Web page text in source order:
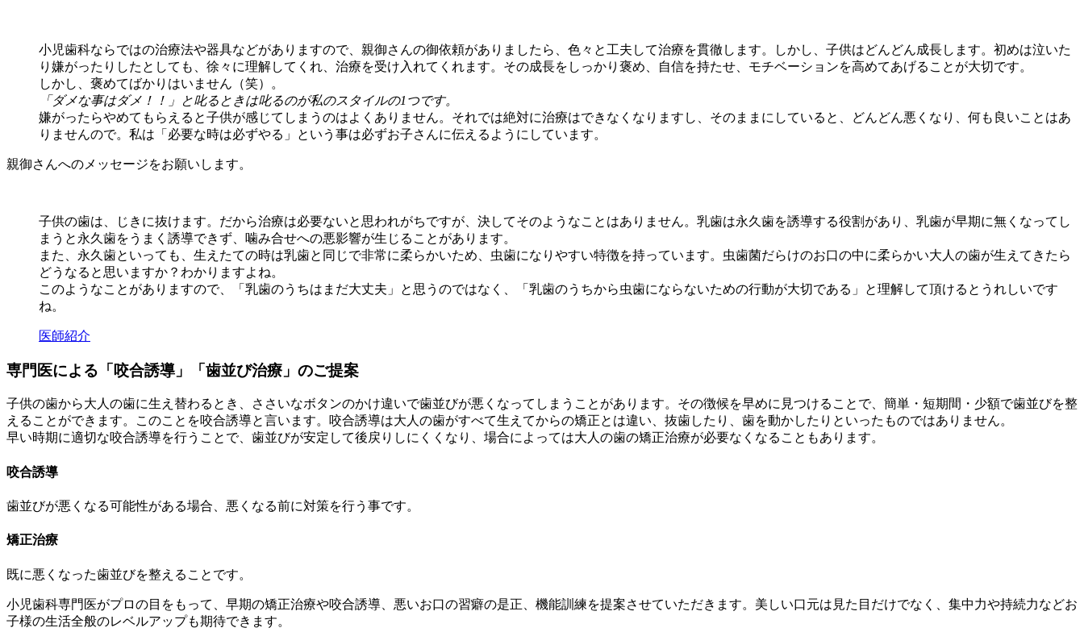
小児歯科ならではの治療法や器具などがありますので、親御さんの御依頼がありましたら、色々と工夫して治療を貫徹します。しかし、子供はどんどん成長します。初めは泣いた
り嫌がったりしたとしても、徐々に理解してくれ、治療を受け入れてくれます。その成長をしっかり褒め、自信を持たせ、モチベーションを高めてあげることが大切です。
しかし、褒めてばかりはいません（笑）。
「ダメな事はダメ！！」と叱るときは叱るのが私のスタイルの1つです。
嫌がったらやめてもらえると子供が感じてしまうのはよくありません。それでは絶対に治療はできなくなりますし、そのままにしていると、どんどん悪くなり、何も良いことはあ
りませんので。私は「必要な時は必ずやる」という事は必ずお子さんに伝えるようにしています。
親御さんへのメッセージをお願いします。
子供の歯は、じきに抜けます。だから治療は必要ないと思われがちですが、決してそのようなことはありません。乳歯は永久歯を誘導する役割があり、乳歯が早期に無くなってし
まうと永久歯をうまく誘導できず、噛み合せへの悪影響が生じることがあります。
また、永久歯といっても、生えたての時は乳歯と同じで非常に柔らかいため、虫歯になりやすい特徴を持っています。虫歯菌だらけのお口の中に柔らかい大人の歯が生えてきたら
どうなると思いますか？わかりますよね。
このようなことがありますので、「乳歯のうちはまだ大丈夫」と思うのではなく、「乳歯のうちから虫歯にならないための行動が大切である」と理解して頂けるとうれしいです
ね。
医師紹介
専門医による「咬合誘導」「歯並び治療」のご提案
子供の歯から大人の歯に生え替わるとき、ささいなボタンのかけ違いで歯並びが悪くなってしまうことがあります。その徴候を早めに見つけることで、簡単・短期間・少額で歯並びを整
えることができます。このことを咬合誘導と言います。咬合誘導は大人の歯がすべて生えてからの矯正とは違い、抜歯したり、歯を動かしたりといったものではありません。
早い時期に適切な咬合誘導を行うことで、歯並びが安定して後戻りしにくくなり、場合によっては大人の歯の矯正治療が必要なくなることもあります。
咬合誘導
歯並びが悪くなる可能性がある場合、悪くなる前に対策を行う事です。
矯正治療
既に悪くなった歯並びを整えることです。
小児歯科専門医がプロの目をもって、早期の矯正治療や咬合誘導、悪いお口の習癖の是正、機能訓練を提案させていただきます。美しい口元は見た目だけでなく、集中力や持続力などお
子様の生活全般のレベルアップも期待できます。